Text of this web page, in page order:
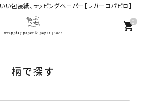
包装紙、ラッピングペーパー【レガーロパピロ】
0
shopping_cart
柄で探す